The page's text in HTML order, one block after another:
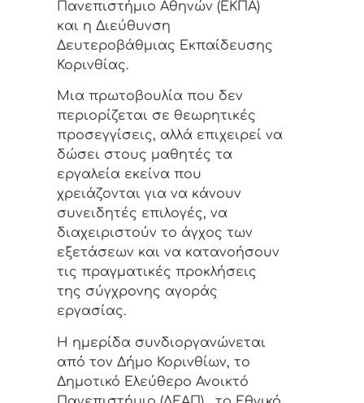
Πανεπιστήμιο Αθηνών (ΕΚΠΑ)
και η Διεύθυνση
Δευτεροβάθμιας Εκπαίδευσης
Κορινθίας.
Μια πρωτοβουλία που δεν
περιορίζεται σε θεωρητικές
προσεγγίσεις, αλλά επιχειρεί να
δώσει στους μαθητές τα
εργαλεία εκείνα που
χρειάζονται για να κάνουν
συνειδητές επιλογές, να
διαχειριστούν το άγχος των
εξετάσεων και να κατανοήσουν
τις πραγματικές προκλήσεις
της σύγχρονης αγοράς
εργασίας.
Η ημερίδα συνδιοργανώνεται
από τον Δήμο Κορινθίων, το
Δημοτικό Ελεύθερο Ανοικτό